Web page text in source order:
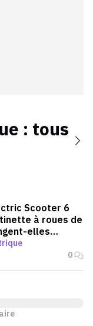
: tous
Scooter 6
à roues de
elles